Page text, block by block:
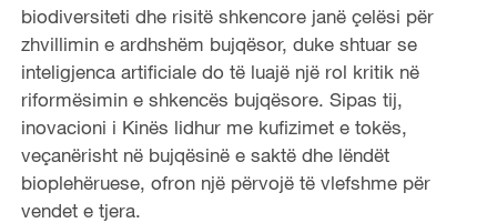
biodiversiteti dhe risitë shkencore janë çelësi për
zhvillimin e ardhshëm bujqësor, duke shtuar se
inteligjenca artificiale do të luajë një rol kritik në
riformësimin e shkencës bujqësore. Sipas tij,
inovacioni i Kinës lidhur me kufizimet e tokës,
veçanërisht në bujqësinë e saktë dhe lëndët
bioplehëruese, ofron një përvojë të vlefshme për
vendet e tjera.